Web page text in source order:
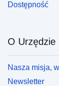
Dostępność
O Urzędzie
Nasza misja,
Newsletter